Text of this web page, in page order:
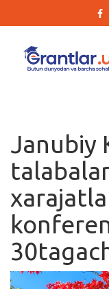
Ishlar
Kurslar
Blog
Yana
Janubiy